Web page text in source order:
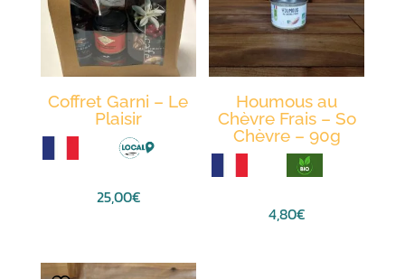
Coffret Garni – Le
Plaisir
25,00€
Houmous au
Chèvre Frais – So
Chèvre – 90g
4,80€